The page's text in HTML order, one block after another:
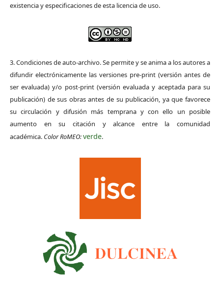
existencia y especificaciones de esta licencia de uso.
3. Condiciones de auto-archivo. Se permite y se anima a los autores a
difundir electrónicamente las versiones pre-print (versión antes de
ser evaluada) y/o post-print (versión evaluada y aceptada para su
publicación) de sus obras antes de su publicación, ya que favorece
su circulación y difusión más temprana y con ello un posible
aumento en su citación y alcance entre la comunidad
académica. Color RoMEO:verde.